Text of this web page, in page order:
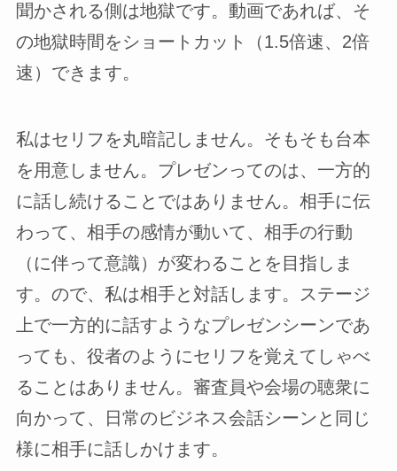
聞かされる側は地獄です。動画であれば、そ
の地獄時間をショートカット（1.5倍速、2倍
速）できます。
私はセリフを丸暗記しません。そもそも台本
を用意しません。プレゼンってのは、一方的
に話し続けることではありません。相手に伝
わって、相手の感情が動いて、相手の行動
（に伴って意識）が変わることを目指しま
す。ので、私は相手と対話します。ステージ
上で一方的に話すようなプレゼンシーンであ
っても、役者のようにセリフを覚えてしゃべ
ることはありません。審査員や会場の聴衆に
向かって、日常のビジネス会話シーンと同じ
様に相手に話しかけます。